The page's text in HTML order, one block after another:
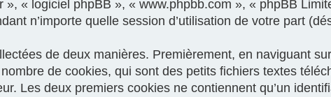
», « logiciel phpBB », « www.phpbb.com », « phpBB
n’importe quelle session d’utilisation de votre part
de deux manières. Premièrement, en naviguant
de cookies, qui sont des petits fichiers textes
Les deux premiers cookies ne contiennent qu’un